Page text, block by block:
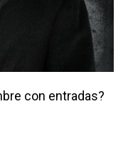
con entradas?